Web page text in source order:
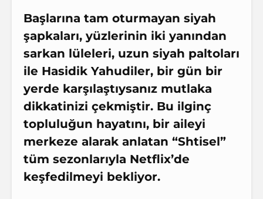
Başlarına tam oturmayan siyah
şapkaları, yüzlerinin iki yanından
sarkan lüleleri, uzun siyah paltoları
ile Hasidik Yahudiler, bir gün bir
yerde karşılaştıysanız mutlaka
dikkatinizi çekmiştir. Bu ilginç
topluluğun hayatını, bir aileyi
merkeze alarak anlatan “Shtisel”
tüm sezonlarıyla Netflix’de
keşfedilmeyi bekliyor.